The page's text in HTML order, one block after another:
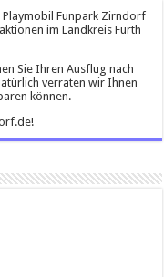
Playmobil Funpark Zirndorf
im Landkreis Fürth
Sie Ihren Ausflug nach
verraten wir Ihnen
können.